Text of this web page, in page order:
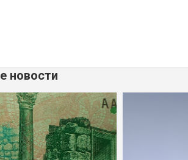
новости